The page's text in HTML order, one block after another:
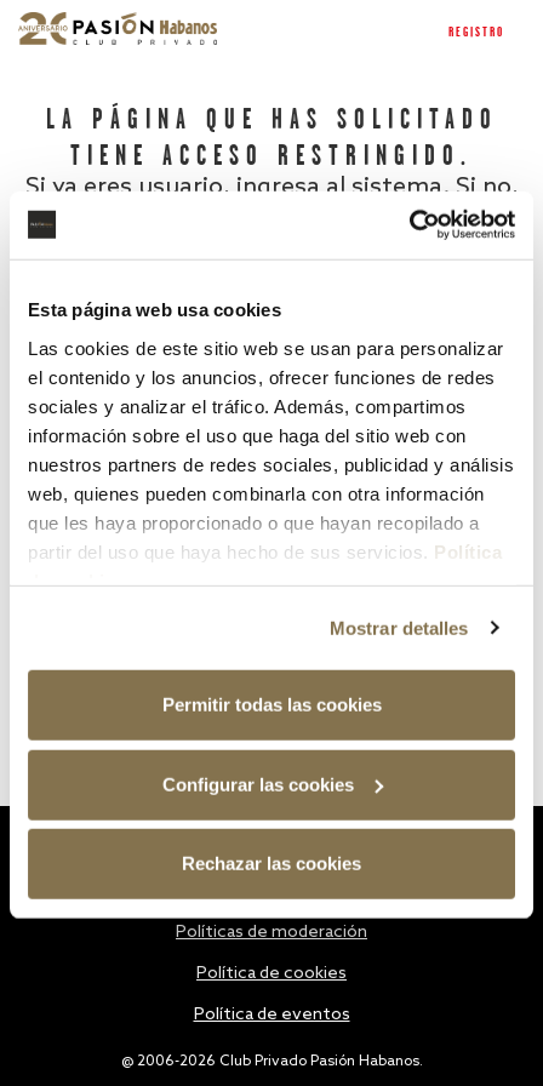
Esta página web usa cookies
Las cookies de este sitio web se usan para personalizar
el contenido y los anuncios, ofrecer funciones de redes
sociales y analizar el tráfico. Además, compartimos
información sobre el uso que haga del sitio web con
nuestros partners de redes sociales, publicidad y análisis
web, quienes pueden combinarla con otra información
que les haya proporcionado o que hayan recopilado a
partir del uso que haya hecho de sus servicios. Política
Mostrar detalles
Permitir todas las cookies
Configurar las cookies
Rechazar las cookies
REGISTRO
LA PÁGINA QUE HAS SOLICITADO
TIENE ACCESO RESTRINGIDO.
Si ya eres usuario, ingresa al sistema. Si no,
¿Has olvidado tu contraseña?
@ 2006-2026 Club Privado Pasión Habanos.
Políticas de moderación
Política de cookies
Política de eventos